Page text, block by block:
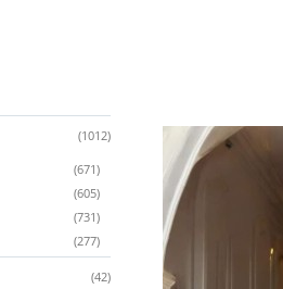
(1012)
(671)
(605)
(731)
(277)
(42)